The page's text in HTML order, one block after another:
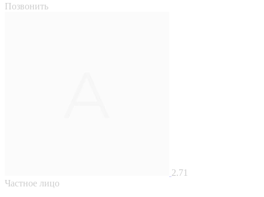
Позвонить
2.71
Частное лицо